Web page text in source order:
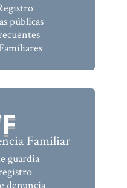
públicas
Familiar
guardia
denuncia